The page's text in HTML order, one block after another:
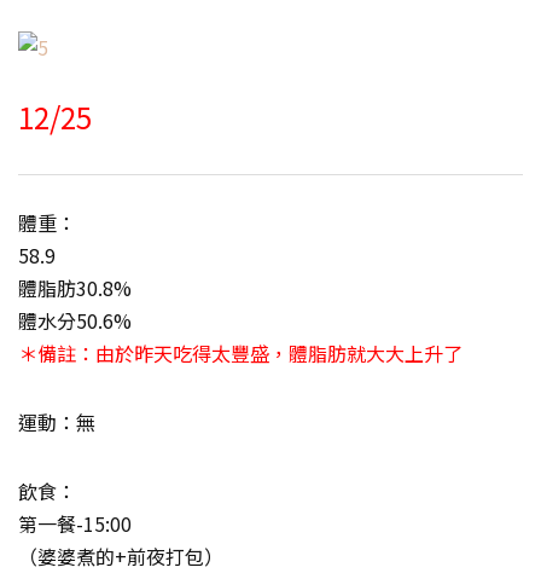
12/25
體重：
58.9
體脂肪30.8%
體水分50.6%
＊備註：由於昨天吃得太豐盛，體脂肪就大大上升了
運動：無
飲食：
第一餐-15:00
（婆婆煮的+前夜打包）